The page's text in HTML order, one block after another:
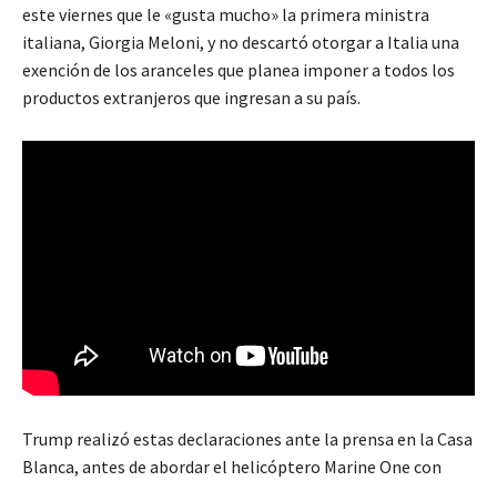
este viernes que le «gusta mucho» la primera ministra
italiana, Giorgia Meloni, y no descartó otorgar a Italia una
exención de los aranceles que planea imponer a todos los
productos extranjeros que ingresan a su país.
Trump realizó estas declaraciones ante la prensa en la Casa
Blanca, antes de abordar el helicóptero Marine One con